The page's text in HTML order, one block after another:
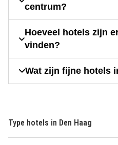
centrum?
Hoeveel hotels zijn
vinden?
Wat zijn fijne hotels
Type hotels in Den Haag